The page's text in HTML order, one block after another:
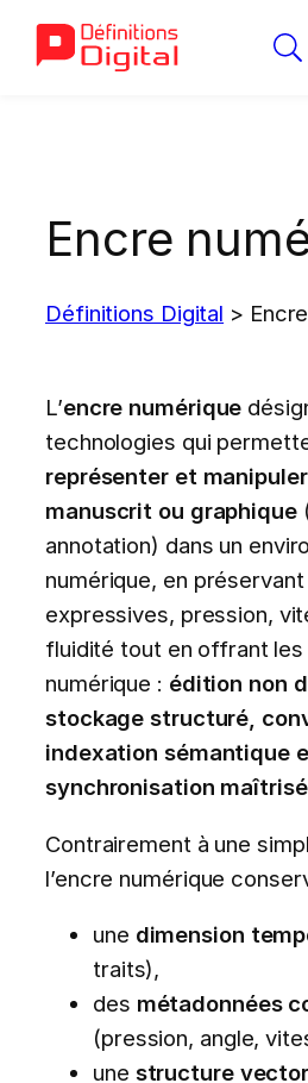
Encre
Définitions Digital >
L’encre numérique
technologies qui
représenter et
manuscrit ou graphique
annotation) dans un
numérique, en
expressives, pression,
fluidité tout en offrant les
numérique : édition non
stockage structuré,
indexation sémantique
synchronisation
Contrairement à une
l’encre numérique
une dimension
traits),
des métadonnées
(pression, angle,
une structure